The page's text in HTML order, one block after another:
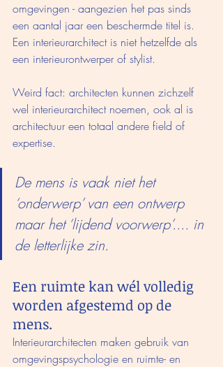
omgevingen - aangezien het pas sinds
een aantal jaar een beschermde titel is.
Een interieurarchitect is niet hetzelfde als
een interieurontwerper of stylist.
Weird fact: architecten kunnen zichzelf
wel interieurarchitect noemen, ook al is
architectuur een totaal andere field of
expertise.
De mens is vaak niet het
‘onderwerp’ van een ontwerp
maar het ‘lijdend voorwerp’.... in
de letterlijke zin.
Een ruimte kan wél volledig
worden afgestemd op de
mens.
Interieurarchitecten maken gebruik van
omgevingspsychologie en ruimte- en